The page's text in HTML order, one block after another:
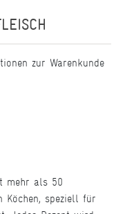
zur Warenkunde
mehr als 50
Köchen, speziell für